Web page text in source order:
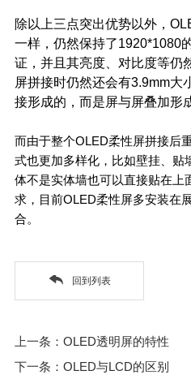
除以上三点突出优势以外，
一样，仍然保持了1920*1080
证，并且其亮度、对比度等仍
屏拼接时仍然还会有3.9mm大
接形成的，而是屏与屏叠加形
而由于整个OLED柔性屏拼接后
式也更加多样化，比如壁挂、贴
体不是实体墙也可以直接贴在上
求，目前OLED柔性屏多安装在
合。
回到列表
上一条：OLED透明屏的特性
下一条：OLED与LCD的区别